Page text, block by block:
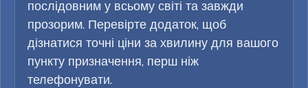
послідовним у всьому світі та завжди
прозорим. Перевірте додаток, щоб
дізнатися точні ціни за хвилину для вашого
пункту призначення, перш ніж
телефонувати.